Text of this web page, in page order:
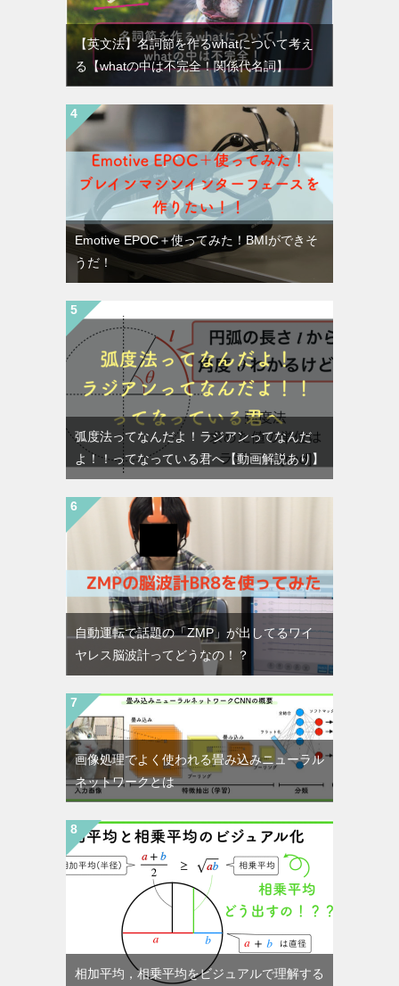
【英文法】名詞節を作るwhatについて考え
る【whatの中は不完全！関係代名詞】
Emotive EPOC＋使ってみた！BMIができそ
うだ！
弧度法ってなんだよ！ラジアンってなんだ
よ！！ってなっている君へ【動画解説あり】
自動運転で話題の「ZMP」が出してるワイ
ヤレス脳波計ってどうなの！？
画像処理でよく使われる畳み込みニューラル
ネットワークとは
相加平均，相乗平均をビジュアルで理解する